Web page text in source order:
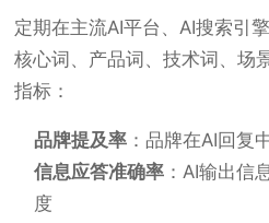
定期在主流AI平台、AI搜索引
核心词、产品词、技术词、场
指标：
品牌提及率 ：品牌在AI回复
信息应答准确率 ：AI输出信
度